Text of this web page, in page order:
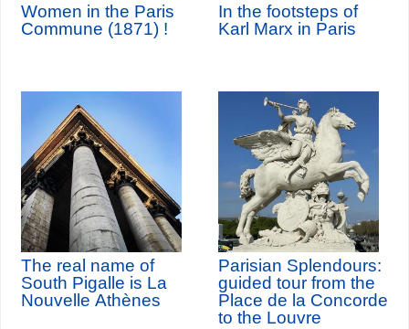
Women in the Paris
Commune (1871) !
In the footsteps of
Karl Marx in Paris
The real name of
South Pigalle is La
Nouvelle Athènes
Parisian Splendours:
guided tour from the
Place de la Concorde
to the Louvre